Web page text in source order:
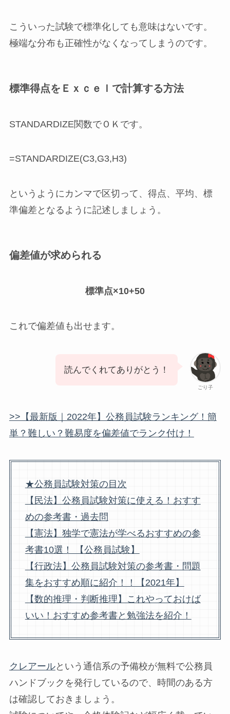
こういった試験で標準化しても意味はないです。
極端な分布も正確性がなくなってしまうのです。
標準得点をＥｘｃｅｌで計算する方法
STANDARDIZE関数でＯＫです。
=STANDARDIZE(C3,G3,H3)
というようにカンマで区切って、得点、平均、標
準偏差となるように記述しましょう。
偏差値が求められる
標準点×10+50
これで偏差値も出せます。
ごり子
読んでくれてありがとう！
>>【最新版｜2022年】公務員試験ランキング！簡
単？難しい？難易度を偏差値でランク付け！
★公務員試験対策の目次
【民法】公務員試験対策に使える！おすす
めの参考書・過去問
【憲法】独学で憲法が学べるおすすめの参
考書10選！ 【公務員試験】
【行政法】公務員試験対策の参考書・問題
集をおすすめ順に紹介！！【2021年】
【数的推理・判断推理】これやっておけば
いい！おすすめ参考書と勉強法を紹介！
クレアールという通信系の予備校が無料で公務員
ハンドブックを発行しているので、時間のある方
は確認しておきましょう。